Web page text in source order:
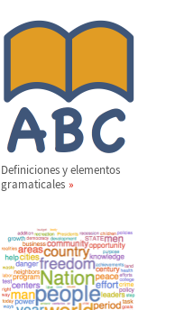
Definiciones y elementos
gramaticales